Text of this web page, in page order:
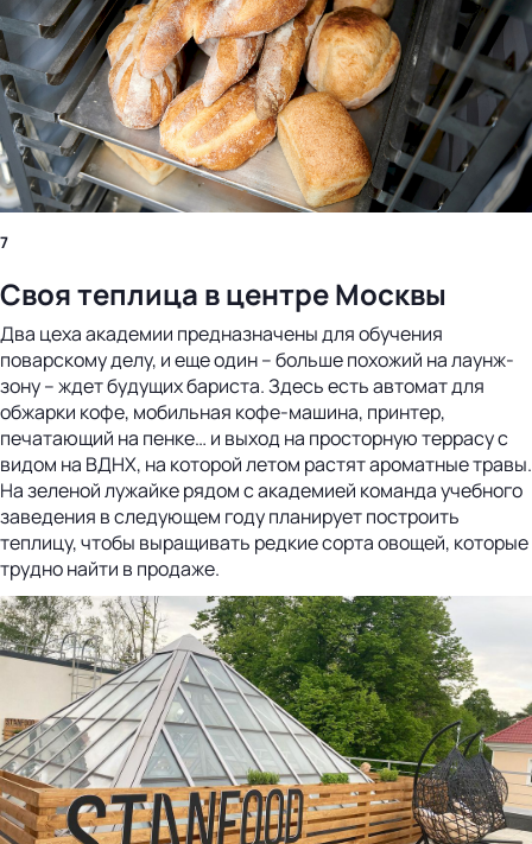
7
Своя теплица в центре Москвы
Два цеха академии предназначены для обучения
поварскому делу, и еще один – больше похожий на лаунж-
зону – ждет будущих бариста. Здесь есть автомат для
обжарки кофе, мобильная кофе-машина, принтер,
печатающий на пенке… и выход на просторную террасу с
видом на ВДНХ, на которой летом растят ароматные травы.
На зеленой лужайке рядом с академией команда учебного
заведения в следующем году планирует построить
теплицу, чтобы выращивать редкие сорта овощей, которые
трудно найти в продаже.